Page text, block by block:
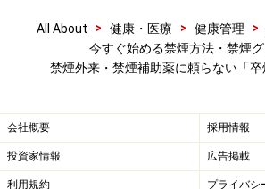
All About > 健康・医療 > 健康管理 >
今すぐ始める禁煙方法・禁煙
禁煙外来・禁煙補助薬に頼らない「
会社概要 採用情報
投資家情報 広告掲載
利用規約 プライバシ